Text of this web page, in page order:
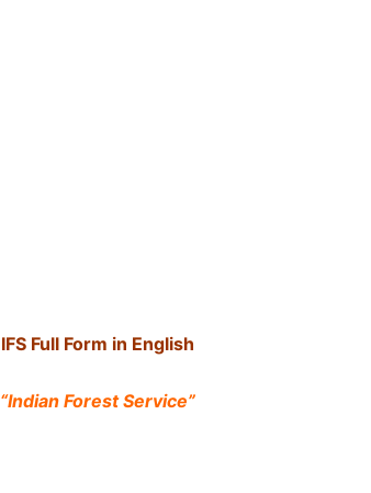
IFS Full Form in English
“Indian Forest Service”